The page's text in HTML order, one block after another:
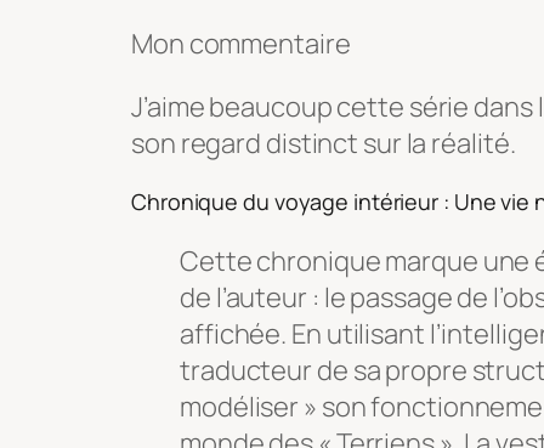
Mon commentaire
J’aime beaucoup cette série
son regard distinct sur la réalité.
Chronique du voyage intérieur : Une vie
Cette chronique marque une
de l’auteur : le passage de
affichée. En utilisant
traducteur de sa propre
modéliser » son